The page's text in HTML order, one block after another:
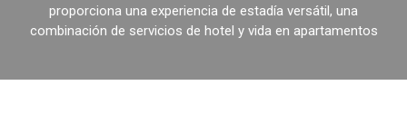
proporciona una experiencia de estadía versátil, una
combinación de servicios de hotel y vida en apartamentos